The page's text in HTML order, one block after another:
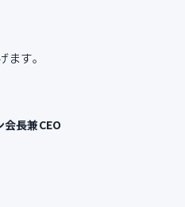
す。
長兼CEO